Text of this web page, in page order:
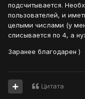
подсчитывается.
пользователей, и
целыми числами (у
списывается по 4, а
Заранее благодарен )
Цитата